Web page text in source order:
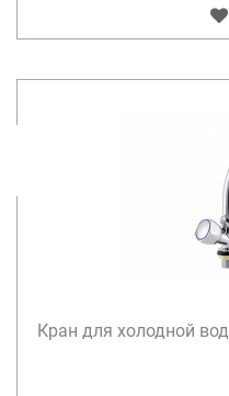
Кран для холодной